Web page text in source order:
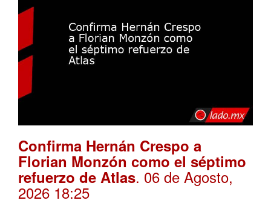
Confirma Hernán Crespo a
Florian Monzón como el séptimo
refuerzo de Atlas. 06 de Agosto,
2026 18:25